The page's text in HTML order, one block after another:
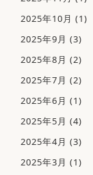
2025年10月 (1)
2025年9月 (3)
2025年8月 (2)
2025年7月 (2)
2025年6月 (1)
2025年5月 (4)
2025年4月 (3)
2025年3月 (1)